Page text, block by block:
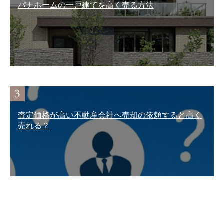
パナホームの一戸建てを高く売る方法
査定価格が高い不動産会社へ売却の依頼すると高く
売れる？